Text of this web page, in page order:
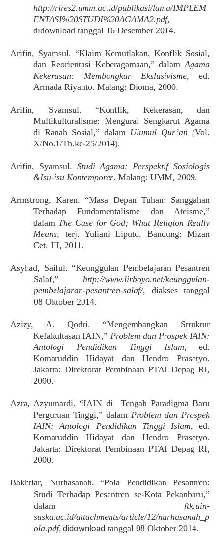
http://rires2.umm.ac.id/publikasi/lama/IMPLEM
ENTASI%20STUDI%20AGAMA2.pdf,
didownload tanggal 16 Desember 2014.
Arifin, Syamsul. “Klaim Kemutlakan, Konflik Sosial,
dan Reorientasi Keberagamaan,” dalam Agama
Kekerasan: Membongkar Ekslusivisme, ed.
Armada Riyanto. Malang: Dioma, 2000.
Arifin, Syamsul. “Konflik, Kekerasan, dan
Multikulturalisme: Mengurai Sengkarut Agama
di Ranah Sosial,” dalam Ulumul Qur’an (Vol.
X/No.1/Th.ke-25/2014).
Arifin, Syamsul. Studi Agama: Perspektif Sosiologis
&Isu-isu Kontemporer. Malang: UMM, 2009.
Armstrong, Karen. “Masa Depan Tuhan: Sanggahan
Terhadap Fundamentalisme dan Ateisme,”
dalam The Case for God; What Religion Really
Means, terj. Yuliani Liputo. Bandung: Mizan
Cet. III, 2011.
Asyhad, Saiful. “Keunggulan Pembelajaran Pesantren
Salaf,” http://www.lirboyo.net/keunggulan-
pembelajaran-pesantren-salaf/, diakses tanggal
08 Oktober 2014.
Azizy, A. Qodri. “Mengembangkan Struktur
Kefakultasan IAIN,” Problem dan Prospek IAIN:
Antologi Pendidikan Tinggi Islam, ed.
Komaruddin Hidayat dan Hendro Prasetyo.
Jakarta: Direktorat Pembinaan PTAI Depag RI,
2000.
Azra, Azyumardi. “IAIN di Tengah Paradigma Baru
Perguruan Tinggi,” dalam Problem dan Prospek
IAIN: Antologi Pendidikan Tinggi Islam, ed.
Komaruddin Hidayat dan Hendro Prasetyo.
Jakarta: Direktorat Pembinaan PTAI Depag RI,
2000.
Bakhtiar, Nurhasanah. “Pola Pendidikan Pesantren:
Studi Terhadap Pesantren se-Kota Pekanbaru,”
dalam ftk.uin-
suska.ac.id/attachments/article/12/nurhasanah_p
ola.pdf, didownload tanggal 08 Oktober 2014.